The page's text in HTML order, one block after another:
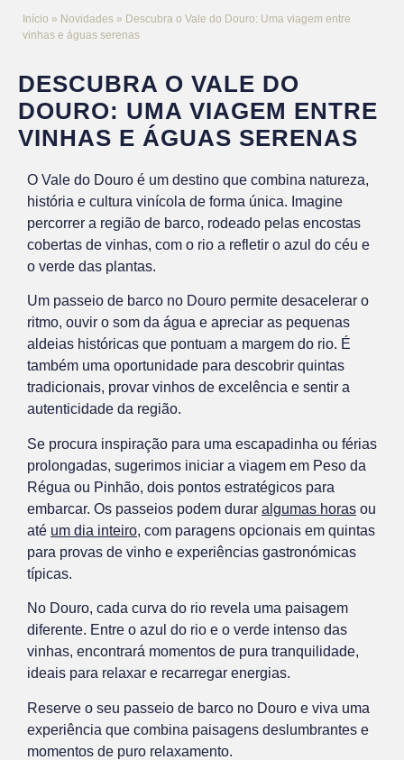
Início » Novidades » Descubra o Vale do Douro: Uma viagem entre
vinhas e águas serenas
DESCUBRA O VALE DO
DOURO: UMA VIAGEM ENTRE
VINHAS E ÁGUAS SERENAS
O Vale do Douro é um destino que combina natureza,
história e cultura vinícola de forma única. Imagine
percorrer a região de barco, rodeado pelas encostas
cobertas de vinhas, com o rio a refletir o azul do céu e
o verde das plantas.
Um passeio de barco no Douro permite desacelerar o
ritmo, ouvir o som da água e apreciar as pequenas
aldeias históricas que pontuam a margem do rio. É
também uma oportunidade para descobrir quintas
tradicionais, provar vinhos de excelência e sentir a
autenticidade da região.
Se procura inspiração para uma escapadinha ou férias
prolongadas, sugerimos iniciar a viagem em Peso da
Régua ou Pinhão, dois pontos estratégicos para
embarcar. Os passeios podem durar algumas horas ou
até um dia inteiro, com paragens opcionais em quintas
para provas de vinho e experiências gastronómicas
típicas.
No Douro, cada curva do rio revela uma paisagem
diferente. Entre o azul do rio e o verde intenso das
vinhas, encontrará momentos de pura tranquilidade,
ideais para relaxar e recarregar energias.
Reserve o seu passeio de barco no Douro e viva uma
experiência que combina paisagens deslumbrantes e
momentos de puro relaxamento.